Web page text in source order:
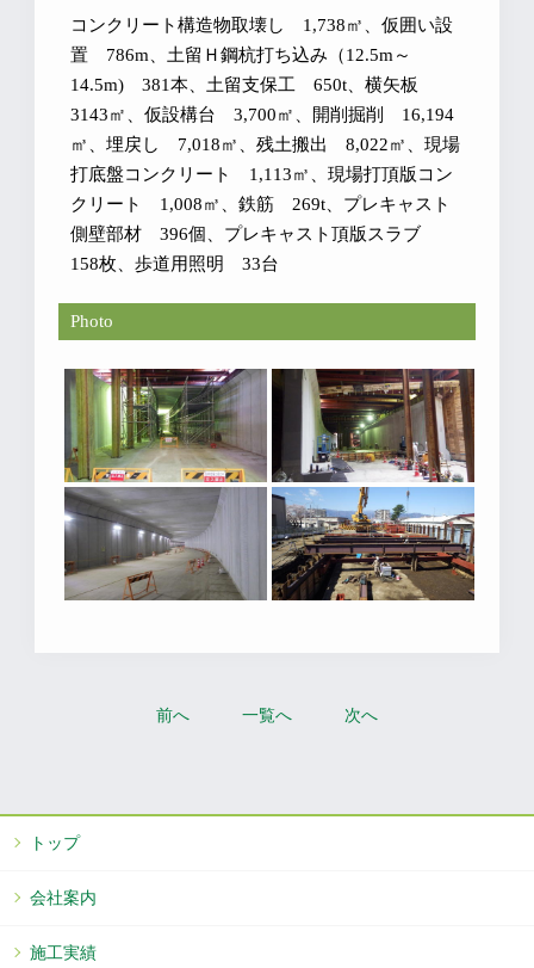
コンクリート構造物取壊し 1,738㎥、仮囲い設
置 786m、土留Ｈ鋼杭打ち込み（12.5m～
14.5m) 381本、土留支保工 650t、横矢板
3143㎡、仮設構台 3,700㎡、開削掘削 16,194
㎥、埋戻し 7,018㎥、残土搬出 8,022㎥、現場
打底盤コンクリート 1,113㎥、現場打頂版コン
クリート 1,008㎥、鉄筋 269t、プレキャスト
側壁部材 396個、プレキャスト頂版スラブ
158枚、歩道用照明 33台
Photo
前へ 一覧へ 次へ
トップ
会社案内
施工実績